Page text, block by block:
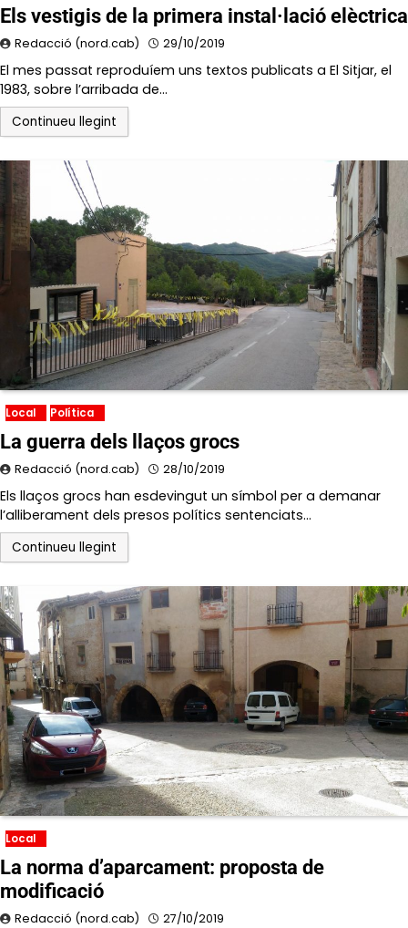
Els vestigis de la primera instal·lació elèctrica
Redacció (nord.cab) 29/10/2019
El mes passat reproduíem uns textos publicats a El Sitjar, el
1983, sobre l’arribada de…
Continueu llegint
Local Política
La guerra dels llaços grocs
Redacció (nord.cab) 28/10/2019
Els llaços grocs han esdevingut un símbol per a demanar
l’alliberament dels presos polítics sentenciats…
Continueu llegint
Local
La norma d’aparcament: proposta de
modificació
Redacció (nord.cab) 27/10/2019